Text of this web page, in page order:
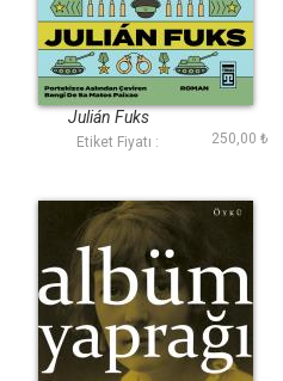
Direniş
Julián Fuks
Etiket Fiyatı : 250,00 ₺